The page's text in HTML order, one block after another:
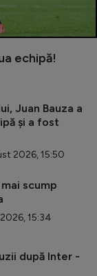
echipă!
Juan Bauza a
și a fost
2026, 15:50
scump
15:34
după Inter -